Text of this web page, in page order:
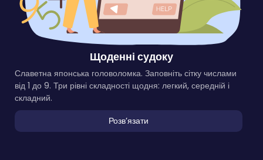
Щоденні судоку
Славетна японська головоломка. Заповніть сітку числами
від 1 до 9. Три рівні складності щодня: легкий, середній і
складний.
Розвʼязати